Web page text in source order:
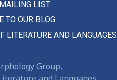
LIST
TO OUR BLOG
LITERATURE AND LANGUAGES
Group,